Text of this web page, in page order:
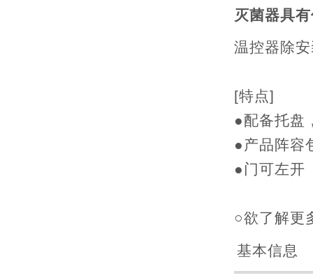
灭菌器具
温控器除
[特点]
●配备托盘
●产品阵容
●门可左开
○欲了解更
基本信息